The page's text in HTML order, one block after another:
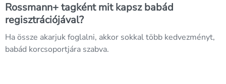
Rossmann+ tagként mit kapsz babád
regisztrációjával?
Ha össze akarjuk foglalni, akkor sokkal több kedvezményt,
babád korcsoportjára szabva.